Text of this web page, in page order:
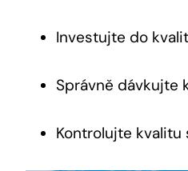
Investujte do
Správně dávkujte
Kontrolujte kvalitu